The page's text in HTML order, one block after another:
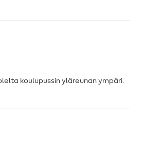
koulupussin yläreunan ympäri.